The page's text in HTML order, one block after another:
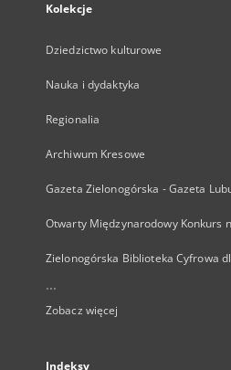
Kolekcje
Dziedzictwo kulturowe
Nauka i dydaktyka
Regionalia
Archiwum Kresowe
Gazeta Zielonogórska - Gazeta
Otwarty Międzynarodowy Konkurs
Zielonogórska Biblioteka Cyfrowa
...
Zobacz więcej
Indeksy